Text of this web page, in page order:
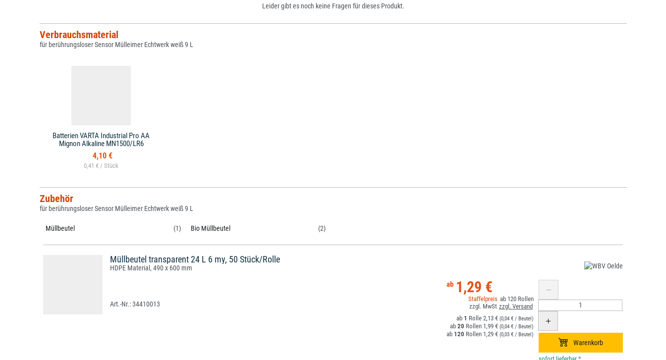
Leider gibt es noch keine Fragen für dieses Produkt.
Verbrauchsmaterial
für berührungsloser Sensor Mülleimer Echtwerk weiß 9 L
Batterien VARTA Industrial Pro AA
Mignon Alkaline MN1500/LR6
4,10 €
0,41 € /
Zubehör
für berührungsloser Sensor Mülleimer Echtwerk weiß 9 L
Müllbeutel (1) Bio Müllbeutel (2)
Müllbeutel transparent 24 L 6 my, 50 Stück/Rolle
HDPE Material, 490 x 600 mm
34410013
1,29 €
120
1 2,13 € (0,04 € / Beutel)
20 1,99 € (0,04 € / Beutel)
120 1,29 € (0,03 € / Beutel)